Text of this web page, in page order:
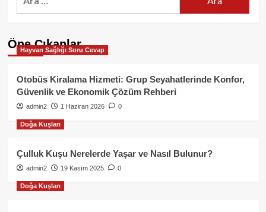
Öne Çıkanlar
Hayvan Sağlığı Soru Cevap
Otobüs Kiralama Hizmeti: Grup Seyahatlerinde Konfor,
Güvenlik ve Ekonomik Çözüm Rehberi
admin2 1 Haziran 2026 0
Doğa Kuşları
Çulluk Kuşu Nerelerde Yaşar ve Nasıl Bulunur?
admin2 19 Kasım 2025 0
Doğa Kuşları